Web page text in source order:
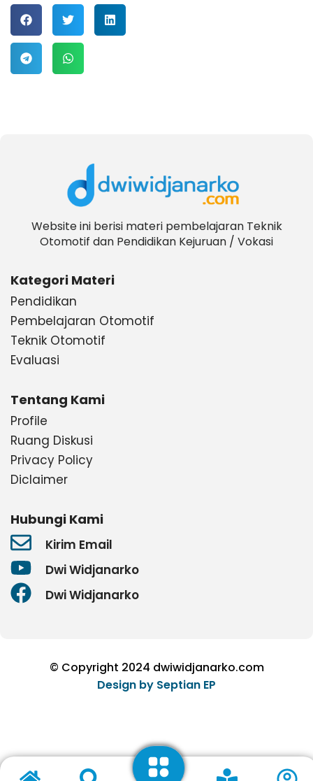
Website ini berisi materi pembelajaran Teknik
Otomotif dan Pendidikan Kejuruan / Vokasi
Kategori Materi
Pendidikan
Pembelajaran Otomotif
Teknik Otomotif
Evaluasi
Tentang Kami
Profile
Ruang Diskusi
Privacy Policy
Diclaimer
Hubungi Kami
Kirim Email
Dwi Widjanarko
Dwi Widjanarko
© Copyright 2024 dwiwidjanarko.com
Design by Septian EP